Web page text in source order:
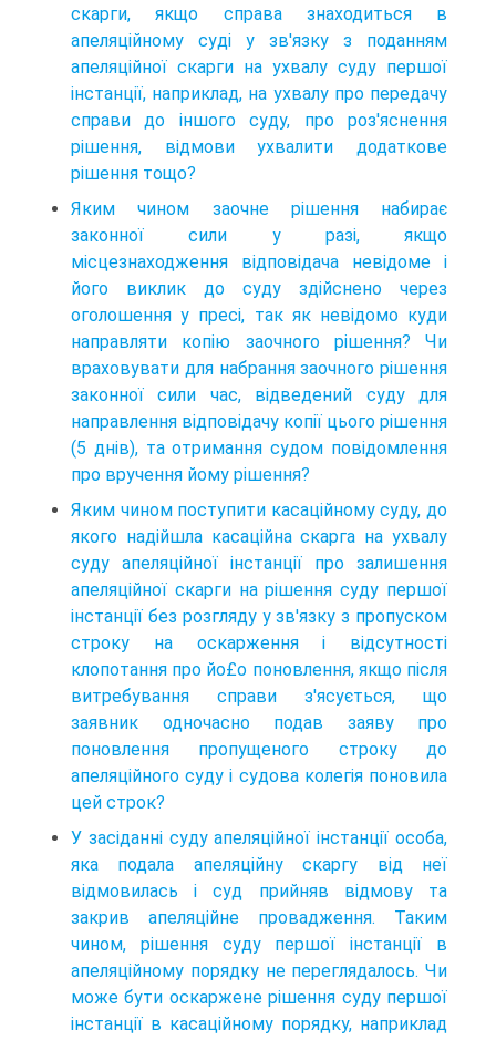
скарги, якщо справа знаходиться в
апеляційному суді у зв'язку з поданням
апеляційної скарги на ухвалу суду першої
інстанції, наприклад, на ухвалу про передачу
справи до іншого суду, про роз'яснення
рішення, відмови ухвалити додаткове
рішення тощо?
Яким чином заочне рішення набирає
законної сили у разі, якщо
місцезнаходження відповідача невідоме і
його виклик до суду здійснено через
оголошення у пресі, так як невідомо куди
направляти копію заочного рішення? Чи
враховувати для набрання заочного рішення
законної сили час, відведений суду для
направлення відповідачу копії цього рішення
(5 днів), та отримання судом повідомлення
про вручення йому рішення?
Яким чином поступити касаційному суду, до
якого надійшла касаційна скарга на ухвалу
суду апеляційної інстанції про залишення
апеляційної скарги на рішення суду першої
інстанції без розгляду у зв'язку з пропуском
строку на оскарження і відсутності
клопотання про йо£о поновлення, якщо після
витребування справи з'ясується, що
заявник одночасно подав заяву про
поновлення пропущеного строку до
апеляційного суду і судова колегія поновила
цей строк?
У засіданні суду апеляційної інстанції особа,
яка подала апеляційну скаргу від неї
відмовилась і суд прийняв відмову та
закрив апеляційне провадження. Таким
чином, рішення суду першої інстанції в
апеляційному порядку не переглядалось. Чи
може бути оскаржене рішення суду першої
інстанції в касаційному порядку, наприклад